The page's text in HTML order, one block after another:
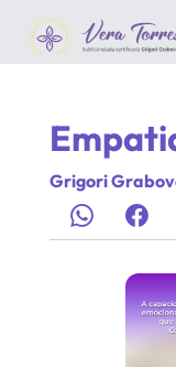
Grigori